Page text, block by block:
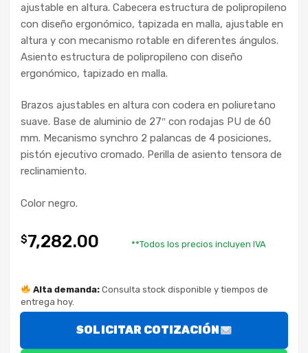
ajustable en altura. Cabecera estructura de polipropileno
con diseño ergonómico, tapizada en malla, ajustable en
altura y con mecanismo rotable en diferentes ángulos.
Asiento estructura de polipropileno con diseño
ergonómico, tapizado en malla.
Brazos ajustables en altura con codera en poliuretano
suave. Base de aluminio de 27″ con rodajas PU de 60
mm. Mecanismo synchro 2 palancas de 4 posiciones,
pistón ejecutivo cromado. Perilla de asiento tensora de
reclinamiento.
Color negro.
$7,282.00 **Todos los precios incluyen IVA
Alta demanda:Consulta stock disponible y tiempos de
entrega hoy.
SOLICITAR COTIZACIÓN